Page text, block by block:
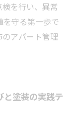
を行い、異常
守る第一歩で
アパート管理
と塗装の実践テ